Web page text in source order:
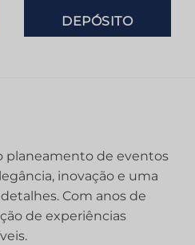
DEPÓSITO
planeamento de eventos
inovação e uma
Com anos de
de experiências